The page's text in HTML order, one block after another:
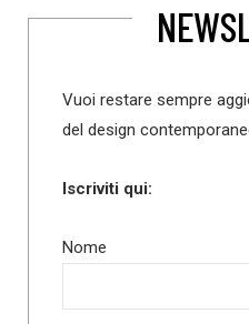
Vuoi restare sempre
del design
Iscriviti qui:
Nome